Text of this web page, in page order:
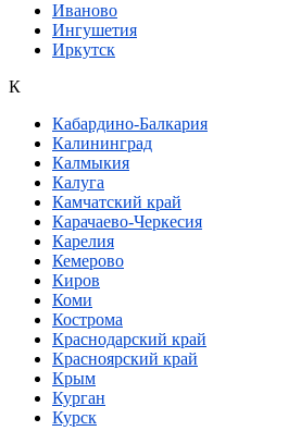
Иваново
Ингушетия
Иркутск
К
Кабардино-Балкария
Калининград
Калмыкия
Калуга
Камчатский край
Карачаево-Черкесия
Карелия
Кемерово
Киров
Коми
Кострома
Краснодарский край
Красноярский край
Крым
Курган
Курск